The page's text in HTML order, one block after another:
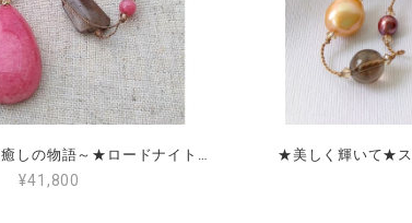
★Kannon～愛と癒しの物語～★ロードナイト＆スモーキークォーツ
¥41,800